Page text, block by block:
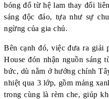
bóng đổ từ hệ lam thay đổi
sáng độc đáo, tựa như sự
ngừng của gia chủ.
Bên cạnh đó, việc đưa ra giải
House đón nhận nguồn sáng
bức, dù nằm ở hướng chính
nhiệt qua 3 lớp, gồm mảng
trong cùng là rèm che, giúp